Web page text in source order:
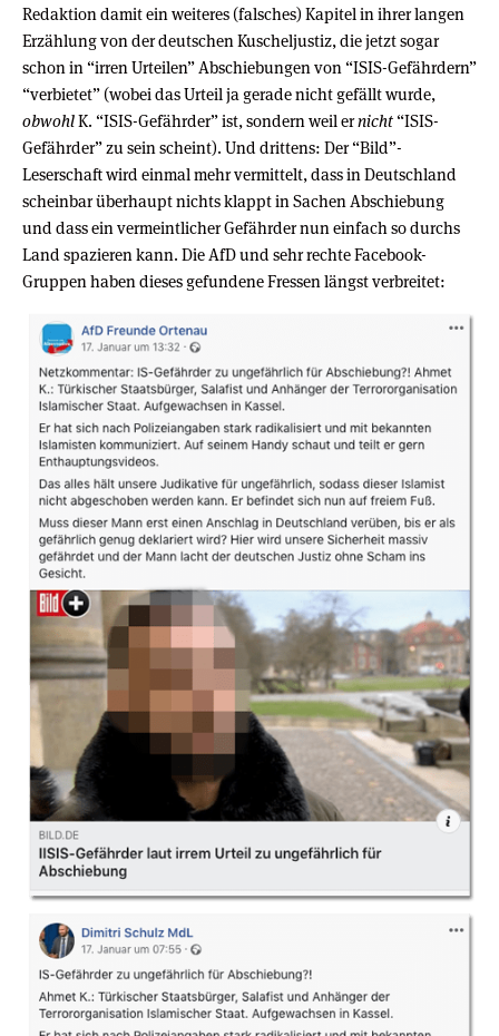
Redaktion damit ein weiteres (falsches) Kapitel in ihrer langen
Erzählung von der deutschen Kuscheljustiz, die jetzt sogar
schon in “irren Urteilen” Abschiebungen von “ISIS-Gefährdern”
“verbietet” (wobei das Urteil ja gerade nicht gefällt wurde,
obwohlK. “ISIS-Gefährder” ist, sondern weil ernicht “ISIS-
Gefährder” zu sein scheint). Und drittens: Der “Bild”-
Leserschaft wird einmal mehr vermittelt, dass in Deutschland
scheinbar überhaupt nichts klappt in Sachen Abschiebung
und dass ein vermeintlicher Gefährder nun einfach so durchs
Land spazieren kann. Die AfD und sehr rechte Facebook-
Gruppen haben dieses gefundene Fressen längst verbreitet: